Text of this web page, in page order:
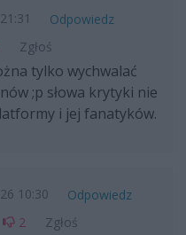
Odpowiedz
Zgłoś
tylko wychwalać
;p słowa krytyki nie
i jej fanatyków.
10:30
Odpowiedz
2 Zgłoś